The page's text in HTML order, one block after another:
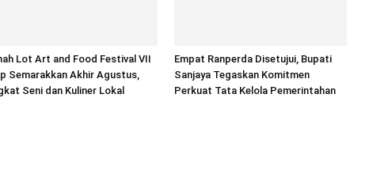
Lot Art and Food Festival VII
Semarakkan Akhir Agustus,
Seni dan Kuliner Lokal
Empat Ranperda Disetujui, Bupati
Sanjaya Tegaskan Komitmen
Perkuat Tata Kelola Pemerintahan